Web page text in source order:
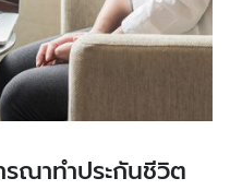
ณาทำประกันชีวิต